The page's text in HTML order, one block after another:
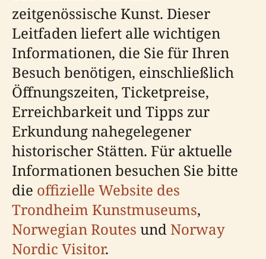
zeitgenössische Kunst. Dieser
Leitfaden liefert alle wichtigen
Informationen, die Sie für Ihren
Besuch benötigen, einschließlich
Öffnungszeiten, Ticketpreise,
Erreichbarkeit und Tipps zur
Erkundung nahegelegener
historischer Stätten. Für aktuelle
Informationen besuchen Sie bitte
die offizielle Website des
Trondheim Kunstmuseums,
Norwegian Routes und Norway
Nordic Visitor.